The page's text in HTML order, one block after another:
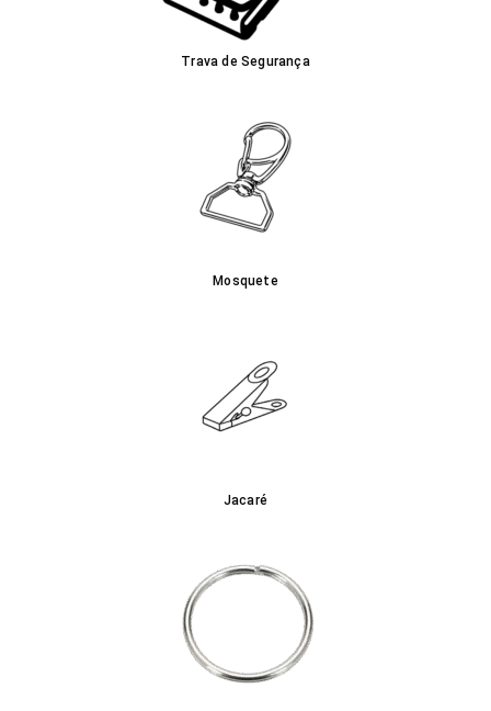
Trava de Segurança
Mosquete
Jacaré